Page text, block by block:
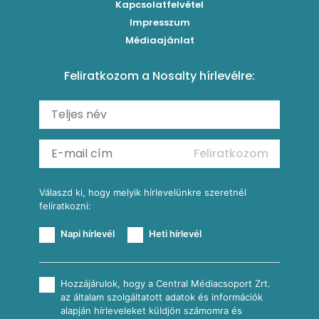
Carbonara
Szaftos paprikás csirke
Shakshuka
Ratatouille
Kukoricás-újhagymás lepény
Mexikói húsleves kukorica salsával
Almás-kéksajtos kukoricasaláta
Köretek
Reggeli receptek
Kapcsolatfelvétel
Impresszum
Médiaajánlat
Feliratkozom a Nosalty hírlevélre:
Feliratkozom
Válaszd ki, hogy melyik hírlevelünkre szeretnél
felíratkozni:
Napi hírlevél Heti hírlevél
Hozzájárulok, hogy a Central Médiacsoport Zrt.
az általam szolgáltatott adatok és információk
alapján hírleveleket küldjön számomra és